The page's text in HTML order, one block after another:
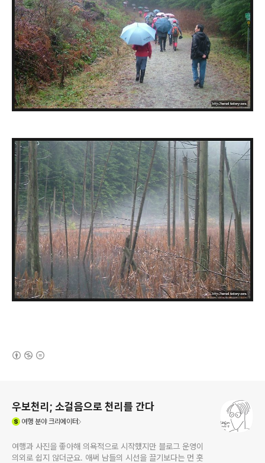
우보천리; 소걸음으로 천리를 간다
여행분야 크리에이터
여행과 사진을 좋아해 의욕적으로 시작했지만 블로그 운영이
의외로 쉽지 않더군요. 애써 남들의 시선을 끌기보다는 먼 훗